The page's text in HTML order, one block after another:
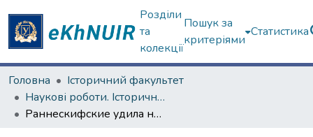
Розділи
та
колекції
Пошук за
критеріями
Статистика
Головна
Історичний факультет
Наукові роботи. Історичний факультет
Раннескифские удила на юге Восточной Европы